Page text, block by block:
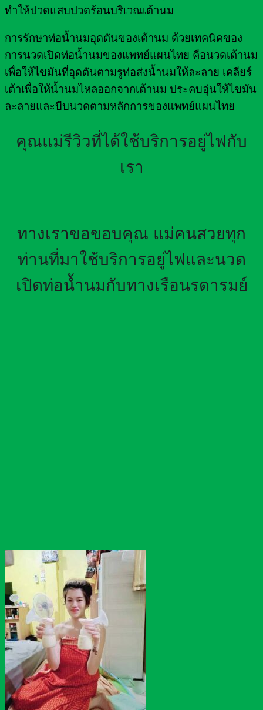
ทำให้ปวดแสบปวดร้อนบริเวณเต้านม
การรักษาท่อน้ำนมอุดตันของเต้านม ด้วยเทคนิคของ
การนวดเปิดท่อน้ำนมของแพทย์แผนไทย คือนวดเต้านม
เพื่อให้ไขมันที่อุดตันตามรูท่อส่งน้ำนมให้ละลาย เคลียร์
เต้าเพื่อให้น้ำนมไหลออกจากเต้านม ประคบอุ่นให้ไขมัน
ละลายและบีบนวดตามหลักการของแพทย์แผนไทย
คุณแม่รีวิวที่ได้ใช้บริการอยู่ไฟกับ
เรา
ทางเราขอขอบคุณ แม่คนสวยทุก
ท่านที่มาใช้บริการอยู่ไฟและนวด
เปิดท่อน้ำนมกับทางเรือนรดารมย์